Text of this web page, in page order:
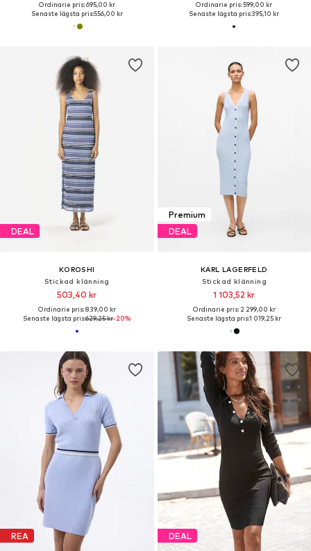
Ordinarie pris: 695,00 kr
Senaste lägsta pris:556,00 kr
Ordinarie pris: 599,00 kr
Senaste lägsta pris:395,10 kr
DEAL
KOROSHI
Stickad klänning
503,40 kr
Ordinarie pris: 839,00 kr
Senaste lägsta pris:629,25 kr-20%
Premium
DEAL
KARL LAGERFELD
Stickad klänning
1 103,52 kr
Ordinarie pris: 2 299,00 kr
Senaste lägsta pris:1 019,25 kr
REA DEAL